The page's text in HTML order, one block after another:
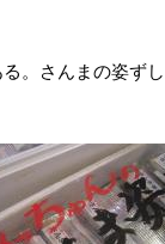
。さんまの姿ず